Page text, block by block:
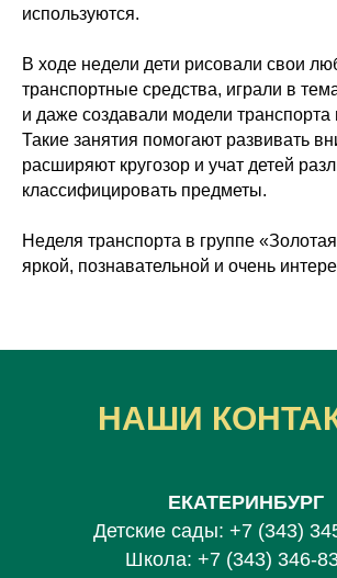
используются.
В ходе недели дети рисовали свои
транспортные средства, играли в
и даже создавали модели транспорта
Такие занятия помогают развивать
расширяют кругозор и учат детей
классифицировать предметы.
Неделя транспорта в группе
яркой, познавательной и очень
НАШИ
ЕКАТЕРИНБУРГ
Детские сады: +7 (343)
Школа: +7 (343) 346-